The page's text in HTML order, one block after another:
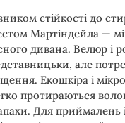
стійкості до
Мартіндейла —
дивана. Велюр і
але
Екошкіра і
протираються
Для приймалень і